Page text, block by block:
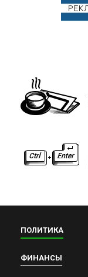
ПОЛИТИКА
ФИНАНСЫ